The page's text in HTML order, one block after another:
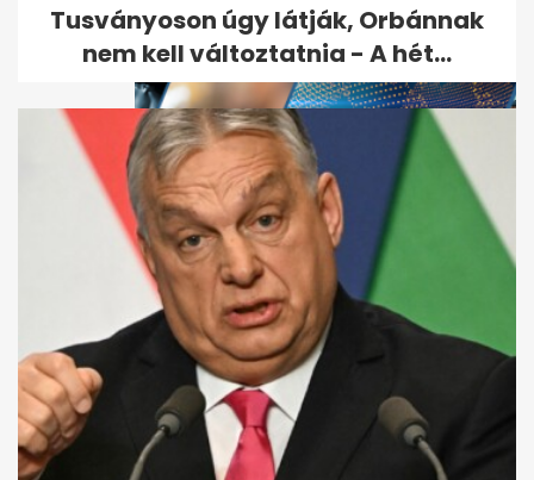
Ritka villámrajt a magyar
autópiacon (x)
Tusványoson úgy látják, Orbánnak
nem kell változtatnia - A hét...